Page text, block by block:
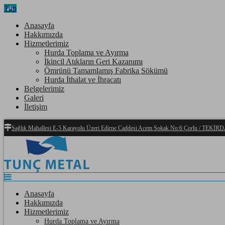
Top
Anasayfa
Hakkımızda
Hizmetlerimiz
Hurda Toplama ve Ayırma
İkincil Atıkların Geri Kazanımı
Ömrünü Tamamlamış Fabrika Sökümü
Hurda İthalat ve İhracatı
Belgelerimiz
Galeri
İletişim
Sağlık Mahallesi E-5 Karayolu Üzeri Edirne Caddesi Acem Sokak No:6 Çorlu /
Anasayfa
Hakkımızda
Hizmetlerimiz
Hurda Toplama ve Ayırma